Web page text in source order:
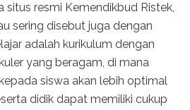
situs resmi Kemendikbud Ristek,
sering disebut juga dengan
adalah kurikulum dengan
yang beragam, di mana
siswa akan lebih optimal
didik dapat memiliki cukup